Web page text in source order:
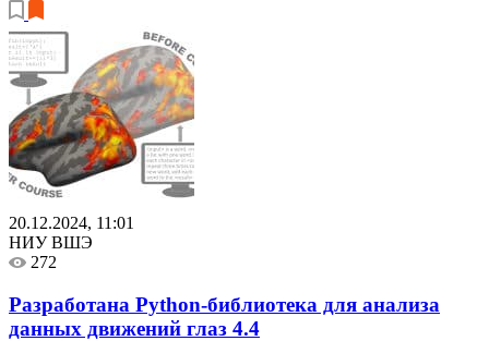
20.12.2024, 11:01
НИУ ВШЭ
272
Разработана Python-библиотека для анализа
данных движений глаз 4.4